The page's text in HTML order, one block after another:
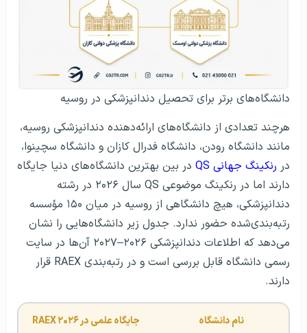
دانشگاه‌های برتر برای تحصیل دندانپزشکی در روسیه
هرچند تعدادی از دانشگاه‌های ارائه‌دهنده دندانپزشکی روسیه،
مانند دانشگاه رودن، دانشگاه فدرال کازان و دانشگاه سچینوا،
در رنکینگ جهانی QS
در بین بهترین دانشگاه‌های دنیا جایگاه
دارند اما در رنکینگ موضوعی QS سال ۲۰۲۶ در رشته
دندانپزشکی، هیچ دانشگاهی از روسیه در میان ۱۵۰ مؤسسه
رتبه‌بندی‌شده حضور ندارد. جدول زیر دانشگاه‌هایی را نشان
می‌دهد که اطلاعات دندانپزشکی ۲۰۲۶–۲۰۲۷ آن‌ها در سایت
رسمی دانشگاه قابل بررسی است و در رتبه‌بندی RAEX قرار
دارند.
نام دانشگاه جایگاه علمی در RAEX ۲۰۲۶